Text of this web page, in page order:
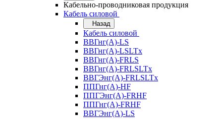
Кабельно-проводниковая продукция
Кабель силовой
Назад
Кабель силовой
ВВГнг(А)-LS
ВВГнг(А)-LSLTx
ВВГнг(А)-FRLS
ВВГнг(А)-FRLSLTx
ВВГЭнг(А)-FRLSLTx
ППГнг(А)-HF
ППГЭнг(А)-FRHF
ППГнг(А)-FRHF
ВВГЭнг(А)-LS